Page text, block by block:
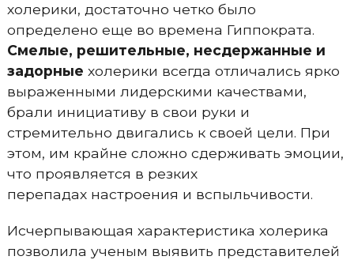
холерики, достаточно четко было
определено еще во времена Гиппократа.
Смелые, решительные, несдержанные и
задорные холерики всегда отличались ярко
выраженными лидерскими качествами,
брали инициативу в свои руки и
стремительно двигались к своей цели. При
этом, им крайне сложно сдерживать эмоции,
что проявляется в резких
перепадах настроения и вспыльчивости.
Исчерпывающая характеристика холерика
позволила ученым выявить представителей